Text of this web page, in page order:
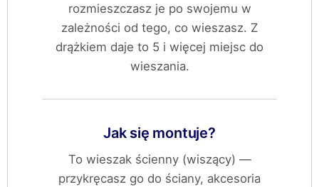
rozmieszczasz je po swojemu w
zależności od tego, co wieszasz. Z
drążkiem daje to 5 i więcej miejsc do
wieszania.
Jak się montuje?
To wieszak ścienny (wiszący) —
przykręcasz go do ściany, akcesoria